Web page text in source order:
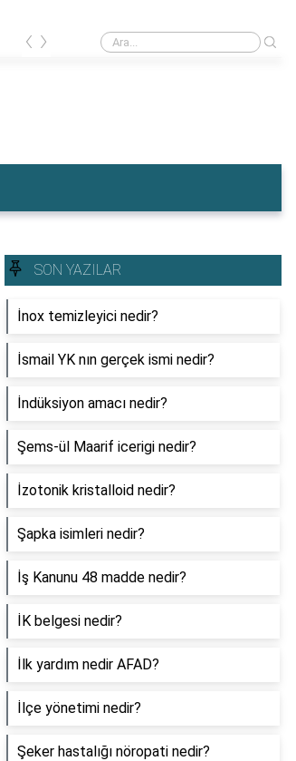
İngiltere'nin en meşhur yemeği nedir?
‹ ›
SON YAZILAR
İnox temizleyici nedir?
İsmail YK nın gerçek ismi nedir?
İndüksiyon amacı nedir?
Şems-ül Maarif icerigi nedir?
İzotonik kristalloid nedir?
Şapka isimleri nedir?
İş Kanunu 48 madde nedir?
İK belgesi nedir?
İlk yardım nedir AFAD?
İlçe yönetimi nedir?
Şeker hastalığı nöropati nedir?